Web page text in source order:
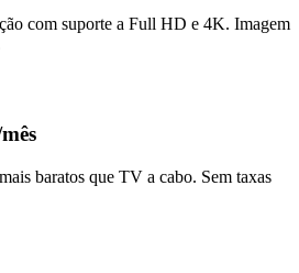
com suporte a Full HD e 4K. Imagem
baratos que TV a cabo. Sem taxas